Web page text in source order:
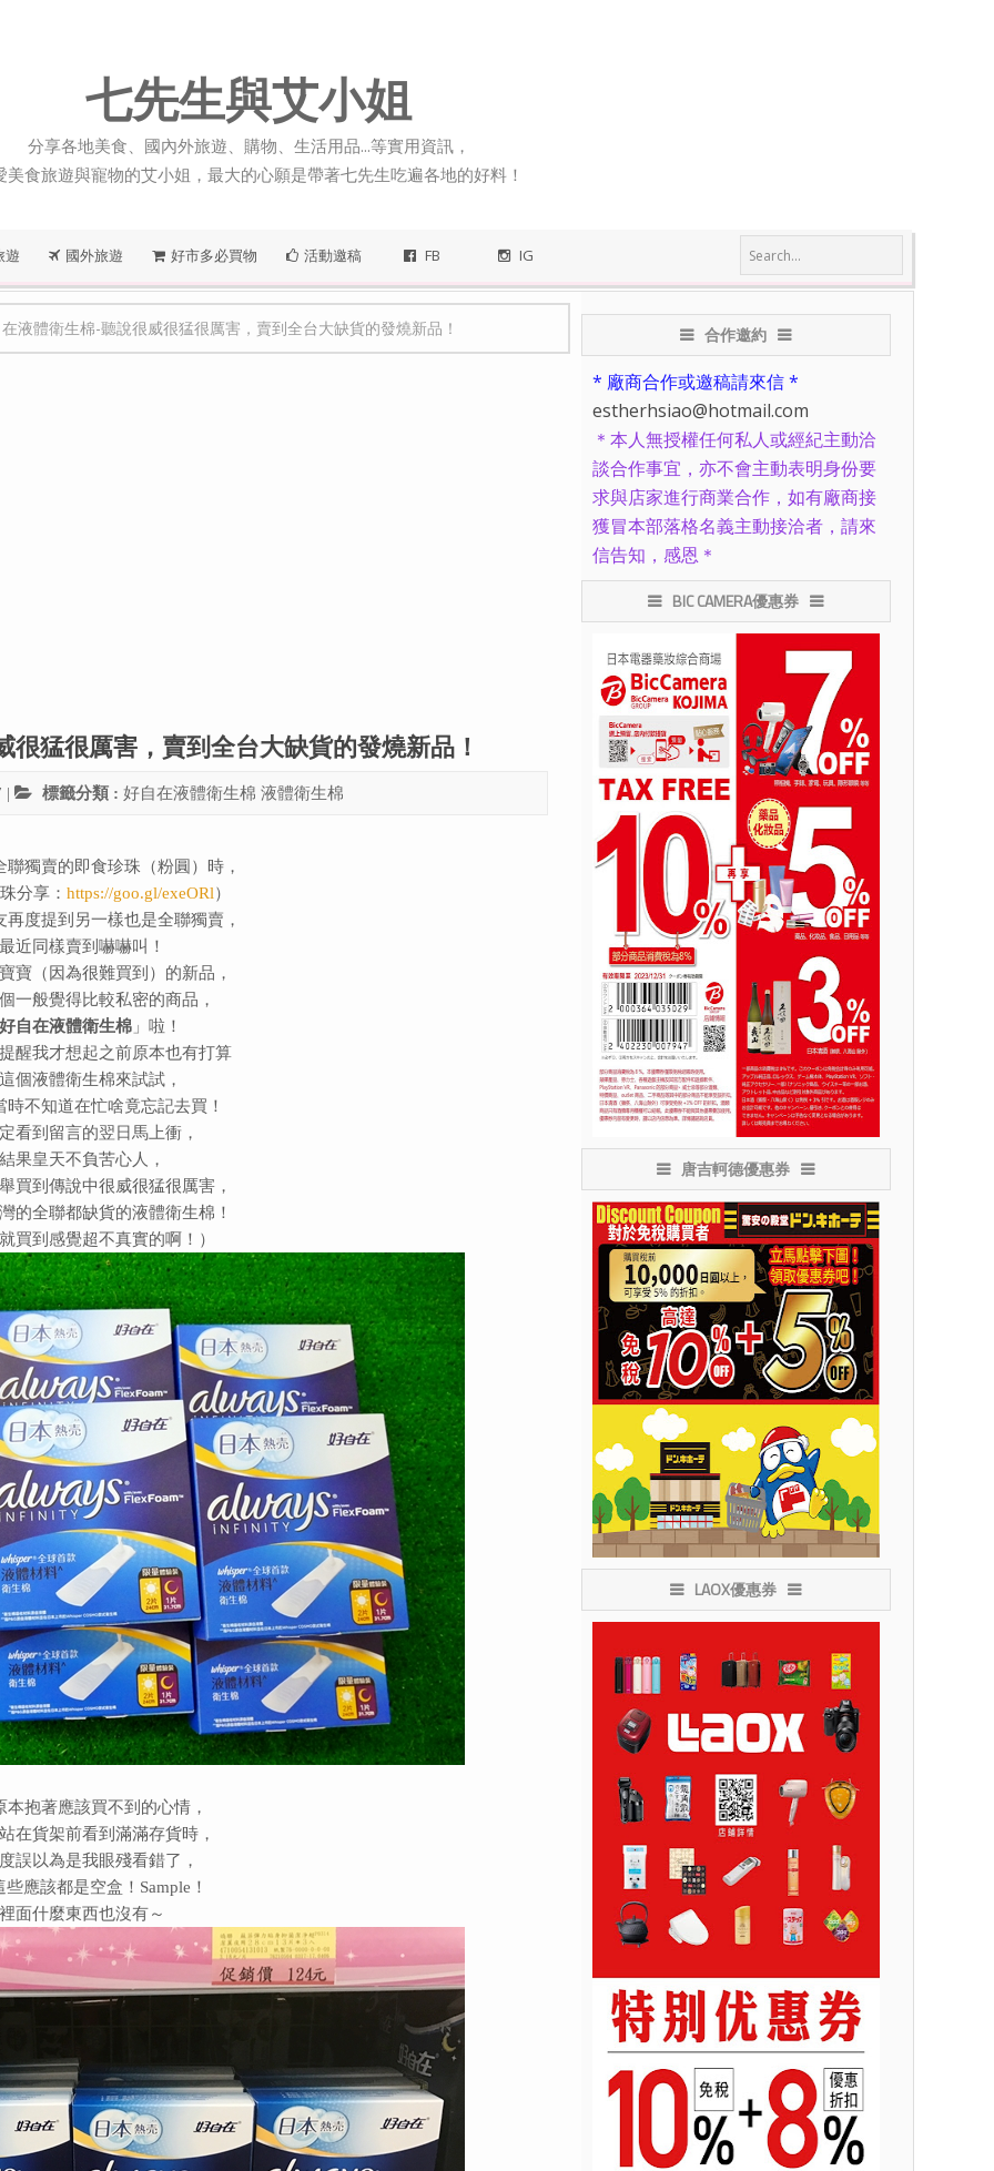
七先生與艾小姐
分享各地美食、國內外旅遊、購物、生活用品...等實用資訊，
美食旅遊與寵物的艾小姐，最大的心願是帶著七先生吃遍各地的好料！
遊 國外旅遊 好市多必買物 活動邀稿 FB IG
液體衛生棉-聽說很威很猛很厲害，賣到全台大缺貨的發燒新品！
猛很厲害，賣到全台大缺貨的發燒新品！
| 標籤分類 : 好自在液體衛生棉 液體衛生棉
聯獨賣的即食珍珠（粉圓）時，
分享：https://goo.gl/exeORl）
再度提到另一樣也是全聯獨賣，
最近同樣賣到嚇嚇叫！
寶（因為很難買到）的新品，
一般覺得比較私密的商品，
好自在液體衛生棉 」啦！
醒我才想起之前原本也有打算
個液體衛生棉來試試，
時不知道在忙啥竟忘記去買！
看到留言的翌日馬上衝，
結果皇天不負苦心人，
買到傳說中很威很猛很厲害，
的全聯都缺貨的液體衛生棉！
買到感覺超不真實的啊！）
本抱著應該買不到的心情，
在貨架前看到滿滿存貨時，
誤以為是我眼殘看錯了，
些應該都是空盒！Sample！
裡面什麼東西也沒有～
合作邀約
* 廠商合作或邀稿請來信 *
estherhsiao@hotmail.com
＊本人無授權任何私人或經紀主動洽
談合作事宜，亦不會主動表明身份要
求與店家進行商業合作，如有廠商接
獲冒本部落格名義主動接洽者，請來
信告知，感恩＊
BIC CAMERA優惠券
唐吉軻德優惠券
LAOX優惠券